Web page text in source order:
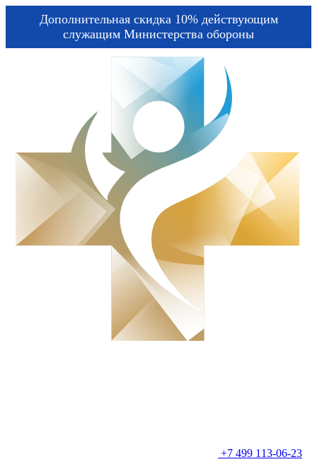
Дополнительная скидка 10% действующим
служащим Министерства обороны
+7 499 113-06-23